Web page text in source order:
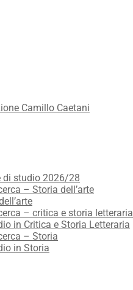
Camillo Caetani
di studio 2026/28
– Storia dell’arte
– critica e storia letteraria
in Critica e Storia Letteraria
– Storia
in Storia